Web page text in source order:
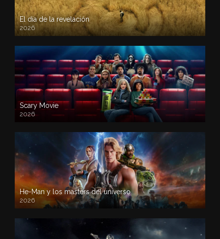
El día de la revelación
2026
Scary Movie
2026
He-Man y los masters del universo
2026